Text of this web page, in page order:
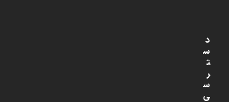
د
س
ت
ر
س
ی